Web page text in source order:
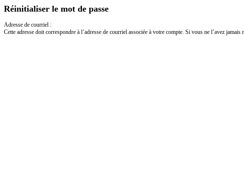
Réinitialiser le mot de passe
Adresse de courriel :
Cette adresse doit correspondre à l’adresse de courriel associée à votre compte. Si vous ne l’avez